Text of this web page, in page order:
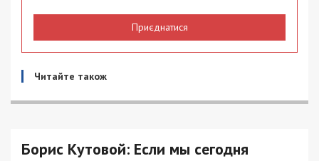
Приєднатися
Читайте також
Борис Кутовой: Если мы сегодня